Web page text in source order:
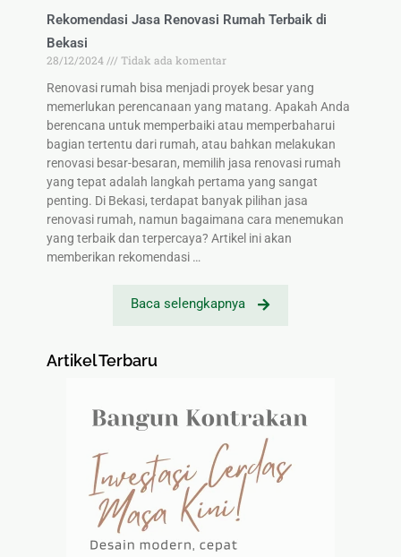
Rekomendasi Jasa Renovasi Rumah Terbaik di
Bekasi
28/12/2024
Tidak ada komentar
Renovasi rumah bisa menjadi proyek besar yang
memerlukan perencanaan yang matang. Apakah Anda
berencana untuk memperbaiki atau memperbaharui
bagian tertentu dari rumah, atau bahkan melakukan
renovasi besar-besaran, memilih jasa renovasi rumah
yang tepat adalah langkah pertama yang sangat
penting. Di Bekasi, terdapat banyak pilihan jasa
renovasi rumah, namun bagaimana cara menemukan
yang terbaik dan terpercaya? Artikel ini akan
memberikan rekomendasi …
Baca selengkapnya
Artikel Terbaru